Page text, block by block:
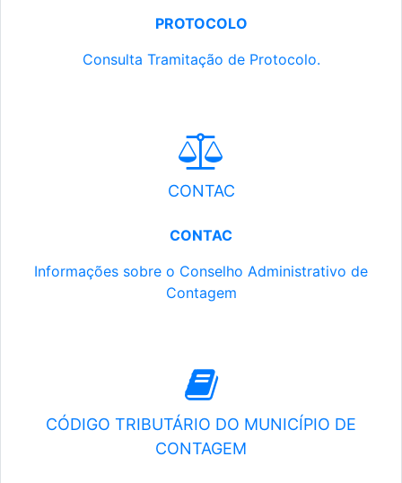
PROTOCOLO
Consulta Tramitação de Protocolo.
CONTAC
CONTAC
Informações sobre o Conselho Administrativo de
Contagem
CÓDIGO TRIBUTÁRIO DO MUNICÍPIO DE
CONTAGEM